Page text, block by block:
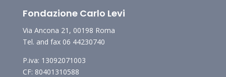
Fondazione Carlo Levi
Via Ancona 21, 00198 Roma
Tel. and fax 06 44230740
P.iva: 13092071003
CF: 80401310588